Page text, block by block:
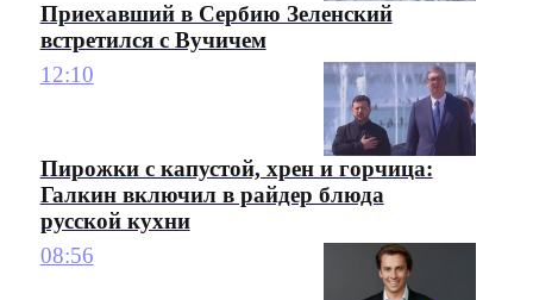
Приехавший в Сербию Зеленский
встретился с Вучичем
12:10
Пирожки с капустой, хрен и горчица:
Галкин включил в райдер блюда
русской кухни
08:56